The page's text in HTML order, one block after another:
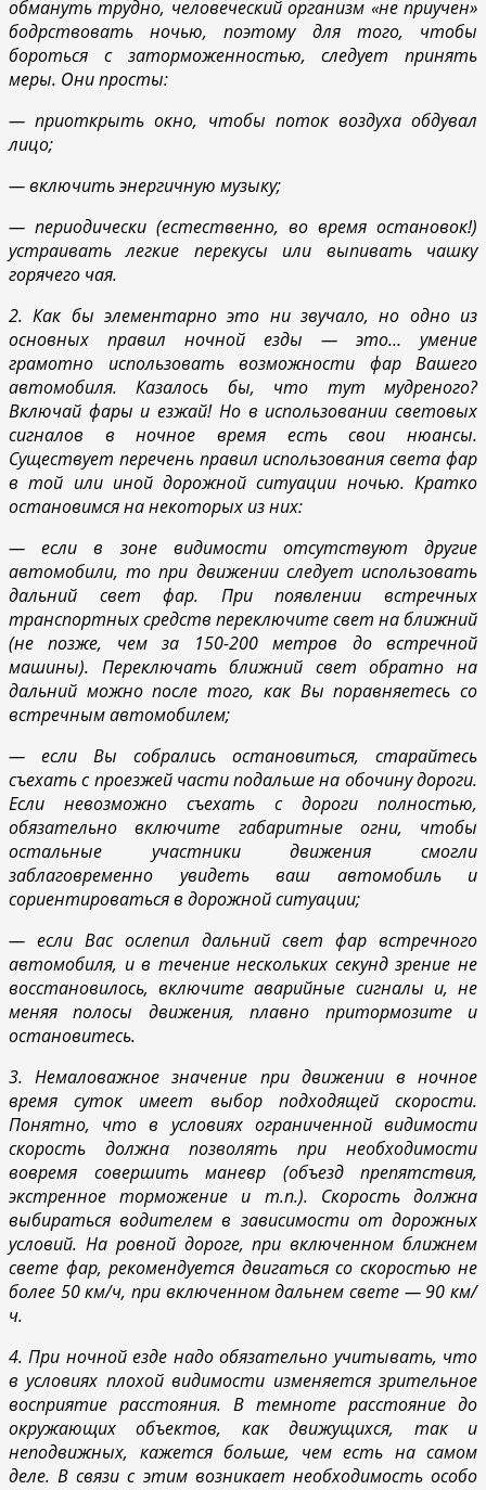
обмануть трудно, человеческий организм «не приучен»
бодрствовать ночью, поэтому для того, чтобы
бороться с заторможенностью, следует принять
меры. Они просты:
— приоткрыть окно, чтобы поток воздуха обдувал
лицо;
— включить энергичную музыку;
— периодически (естественно, во время остановок!)
устраивать легкие перекусы или выпивать чашку
горячего чая.
2. Как бы элементарно это ни звучало, но одно из
основных правил ночной езды — это… умение
грамотно использовать возможности фар Вашего
автомобиля. Казалось бы, что тут мудреного?
Включай фары и езжай! Но в использовании световых
сигналов в ночное время есть свои нюансы.
Существует перечень правил использования света фар
в той или иной дорожной ситуации ночью. Кратко
остановимся на некоторых из них:
— если в зоне видимости отсутствуют другие
автомобили, то при движении следует использовать
дальний свет фар. При появлении встречных
транспортных средств переключите свет на ближний
(не позже, чем за 150-200 метров до встречной
машины). Переключать ближний свет обратно на
дальний можно после того, как Вы поравняетесь со
встречным автомобилем;
— если Вы собрались остановиться, старайтесь
съехать с проезжей части подальше на обочину дороги.
Если невозможно съехать с дороги полностью,
обязательно включите габаритные огни, чтобы
остальные участники движения смогли
заблаговременно увидеть ваш автомобиль и
сориентироваться в дорожной ситуации;
— если Вас ослепил дальний свет фар встречного
автомобиля, и в течение нескольких секунд зрение не
восстановилось, включите аварийные сигналы и, не
меняя полосы движения, плавно притормозите и
остановитесь.
3. Немаловажное значение при движении в ночное
время суток имеет выбор подходящей скорости.
Понятно, что в условиях ограниченной видимости
скорость должна позволять при необходимости
вовремя совершить маневр (объезд препятствия,
экстренное торможение и т.п.). Скорость должна
выбираться водителем в зависимости от дорожных
условий. На ровной дороге, при включенном ближнем
свете фар, рекомендуется двигаться со скоростью не
более 50 км/ч, при включенном дальнем свете — 90 км/
ч.
4. При ночной езде надо обязательно учитывать, что
в условиях плохой видимости изменяется зрительное
восприятие расстояния. В темноте расстояние до
окружающих объектов, как движущихся, так и
неподвижных, кажется больше, чем есть на самом
деле. В связи с этим возникает необходимость особо